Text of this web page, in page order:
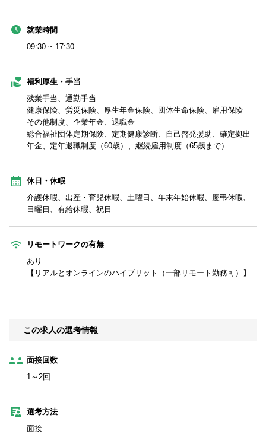
就業時間
09:30 ~ 17:30
福利厚生・手当
残業手当、通勤手当
健康保険、労災保険、厚生年金保険、団体生命保険、雇用保険
その他制度、企業年金、退職金
総合福祉団体定期保険、定期健康診断、自己啓発援助、確定拠出
年金、定年退職制度（60歳）、継続雇用制度（65歳まで）
休日・休暇
介護休暇、出産・育児休暇、土曜日、年末年始休暇、慶弔休暇、
日曜日、有給休暇、祝日
リモートワークの有無
あり
【リアルとオンラインのハイブリット（一部リモート勤務可）】
この求人の選考情報
面接回数
1～2回
選考方法
面接